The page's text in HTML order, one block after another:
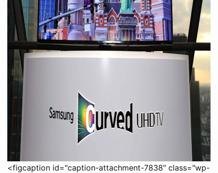
<figcaption id="caption-attachment-7838" class="wp-